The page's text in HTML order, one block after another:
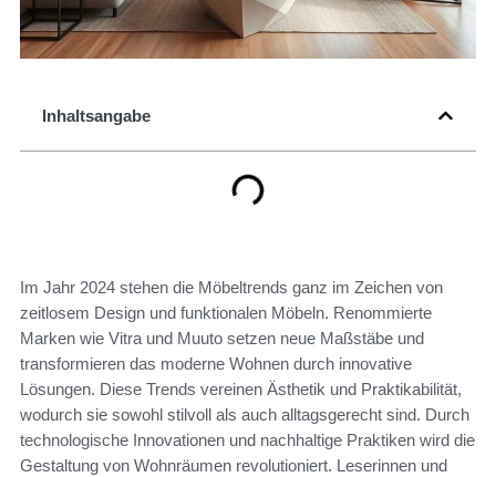
Inhaltsangabe
Im Jahr 2024 stehen die Möbeltrends ganz im Zeichen von
zeitlosem Design und funktionalen Möbeln. Renommierte
Marken wie Vitra und Muuto setzen neue Maßstäbe und
transformieren das moderne Wohnen durch innovative
Lösungen. Diese Trends vereinen Ästhetik und Praktikabilität,
wodurch sie sowohl stilvoll als auch alltagsgerecht sind. Durch
technologische Innovationen und nachhaltige Praktiken wird die
Gestaltung von Wohnräumen revolutioniert. Leserinnen und